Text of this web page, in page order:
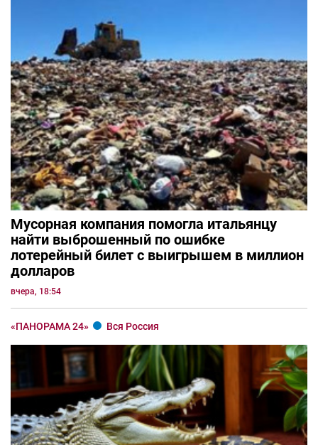
Мусорная компания помогла итальянцу
найти выброшенный по ошибке
лотерейный билет с выигрышем в миллион
долларов
вчера, 18:54
«ПАНОРАМА 24» Вся Россия